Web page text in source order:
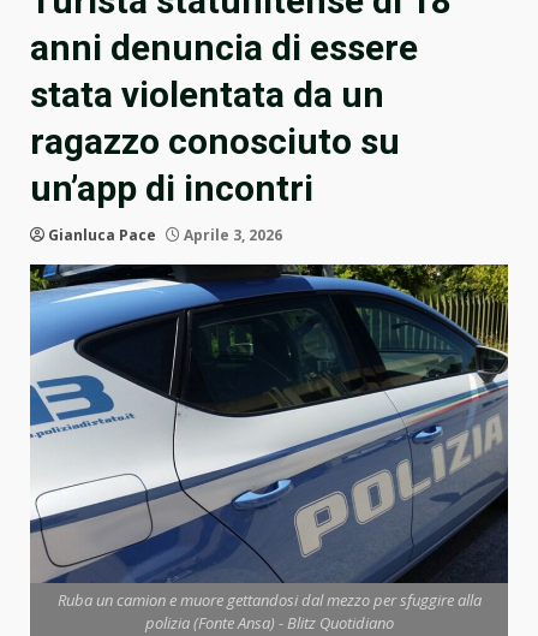
anni denuncia di essere
stata violentata da un
ragazzo conosciuto su
un’app di incontri
Gianluca Pace Aprile 3, 2026
Ruba un camion e muore gettandosi dal mezzo per sfuggire alla
polizia (Fonte Ansa) - Blitz Quotidiano